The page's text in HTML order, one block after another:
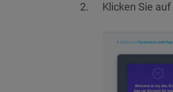
Klicken Sie auf